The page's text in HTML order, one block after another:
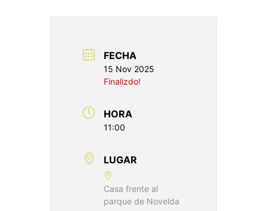
FECHA
15 Nov 2025
Finalizdo!
HORA
11:00
LUGAR
Casa frente al
parque de Novelda